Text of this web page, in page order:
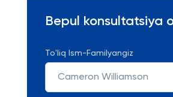
Bepul konsultatsiya
To'liq Ism-Familyangiz